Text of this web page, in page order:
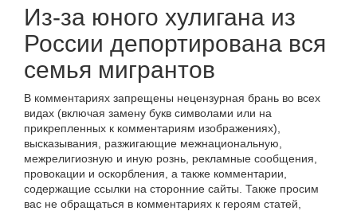
Из-за юного хулигана из
России депортирована вся
семья мигрантов
В комментариях запрещены нецензурная брань во всех
видах (включая замену букв символами или на
прикрепленных к комментариям изображениях),
высказывания, разжигающие межнациональную,
межрелигиозную и иную рознь, рекламные сообщения,
провокации и оскорбления, а также комментарии,
содержащие ссылки на сторонние сайты. Также просим
вас не обращаться в комментариях к героям статей,